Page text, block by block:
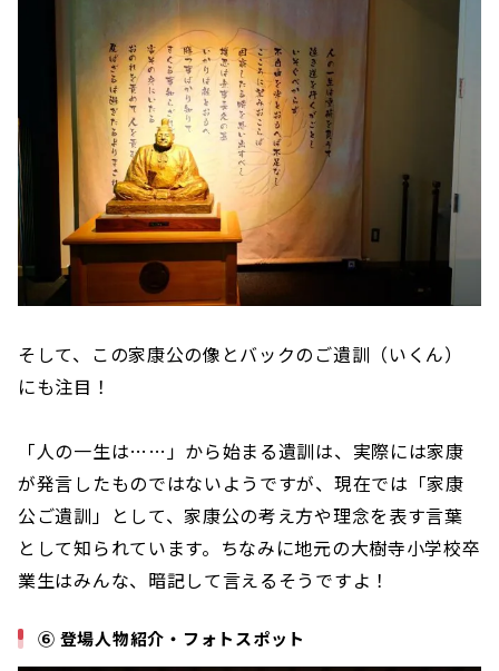
そして、この家康公の像とバックのご遺訓（いくん）
にも注目！
「人の一生は……」から始まる遺訓は、実際には家康
が発言したものではないようですが、現在では「家康
公ご遺訓」として、家康公の考え方や理念を表す言葉
として知られています。ちなみに地元の大樹寺小学校卒
業生はみんな、暗記して言えるそうですよ！
⑥ 登場人物紹介・フォトスポット